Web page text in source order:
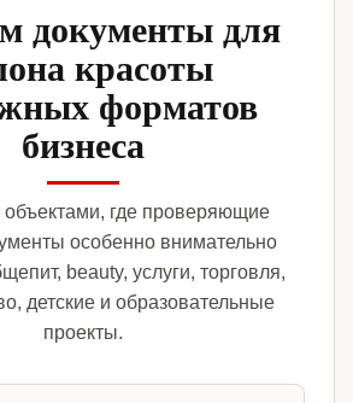
документы для
красоты
форматов
бизнеса
объектами, где проверяющие
особенно внимательно
beauty, услуги, торговля,
детские и образовательные
проекты.